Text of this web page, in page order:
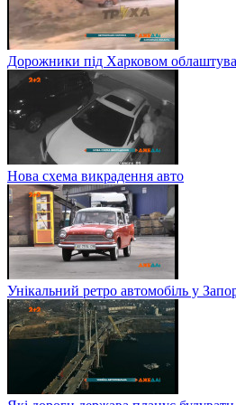
Дорожники під Харковом
Нова схема викрадення авто
Унікальний ретро автомобіль у